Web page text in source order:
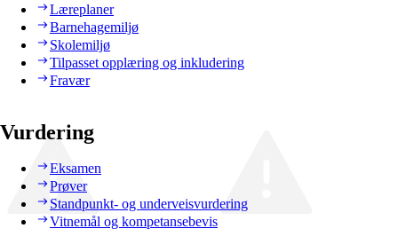
Læreplaner
Barnehagemiljø
Skolemiljø
Tilpasset opplæring og inkludering
Fravær
Vurdering
Eksamen
Prøver
Standpunkt- og underveisvurdering
Vitnemål og kompetansebevis